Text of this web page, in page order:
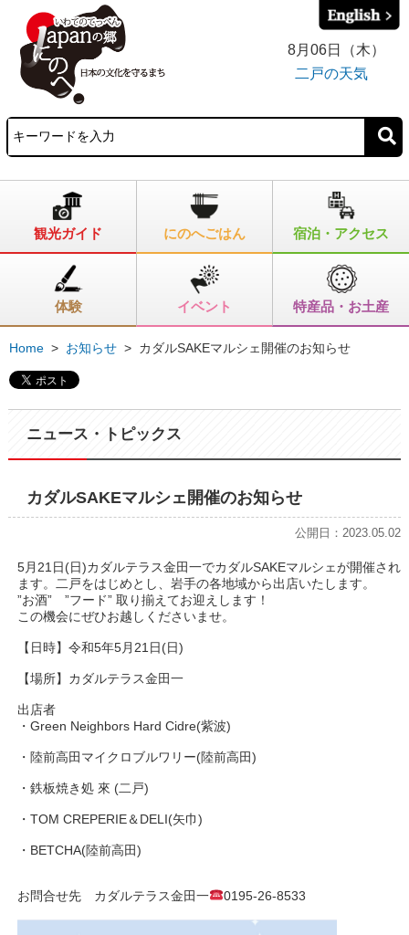
8月06日（木）
二戸の天気
観光ガイド にのへごはん 宿泊・アクセス
体験 イベント 特産品・お土産
Home > お知らせ > カダルSAKEマルシェ開催のお知らせ
ニュース・トピックス
カダルSAKEマルシェ開催のお知らせ
公開日：2023.05.02
5月21日(日)カダルテラス金田一でカダルSAKEマルシェが開催され
ます。二戸をはじめとし、岩手の各地域から出店いたします。
”お酒” ”フード” 取り揃えてお迎えします！
この機会にぜひお越しくださいませ。
【日時】令和5年5月21日(日)
【場所】カダルテラス金田一
出店者
・Green Neighbors Hard Cidre(紫波)
・陸前高田マイクロブルワリー(陸前高田)
・鉄板焼き処 來 (二戸)
・TOM CREPERIE＆DELI(矢巾)
・BETCHA(陸前高田)
お問合せ先 カダルテラス金田一 0195-26-8533